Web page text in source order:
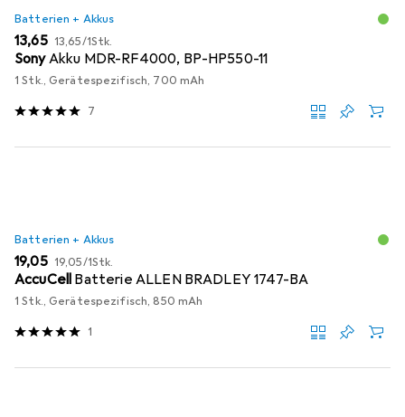
Batterien + Akkus
EUR
13,65 EUR
13,65/1Stk.
SonyAkku MDR-RF4000, BP-HP550-11
1 Stk., Gerätespezifisch, 700 mAh
7
Batterien + Akkus
EUR
19,05 EUR
19,05/1Stk.
AccuCell Batterie ALLEN BRADLEY 1747-BA
1 Stk., Gerätespezifisch, 850 mAh
1